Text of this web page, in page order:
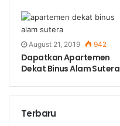
August 21, 2019 942
Dapatkan Apartemen
Dekat Binus Alam Sutera
Terbaru